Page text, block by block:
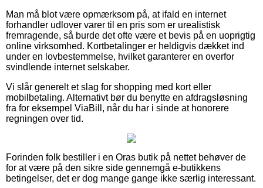
Man må blot være opmærksom på, at ifald en internet
forhandler udlover varer til en pris som er urealistisk
fremragende, så burde det ofte være et bevis på en uoprigtig
online virksomhed. Kortbetalinger er heldigvis dækket ind
under en lovbestemmelse, hvilket garanterer en overfor
svindlende internet selskaber.
Vi slår generelt et slag for shopping med kort eller
mobilbetaling. Alternativt bør du benytte en afdragsløsning
fra for eksempel ViaBill, når du har i sinde at honorere
regningen over tid.
Forinden folk bestiller i en Oras butik på nettet behøver de
for at være på den sikre side gennemgå e-butikkens
betingelser, det er dog mange gange ikke særlig interessant.